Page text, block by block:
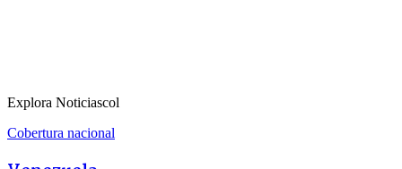
Explora Noticiascol
Cobertura nacional